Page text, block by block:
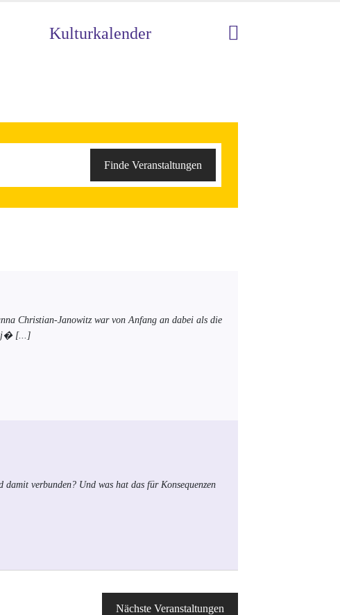
Kulturkalender
Finde Veranstaltungen
Ansichten-
Navigation
Christian-Janowitz war von Anfang an dabei als die
[...]
damit verbunden? Und was hat das für Konsequenzen
Nächste Veranstaltungen